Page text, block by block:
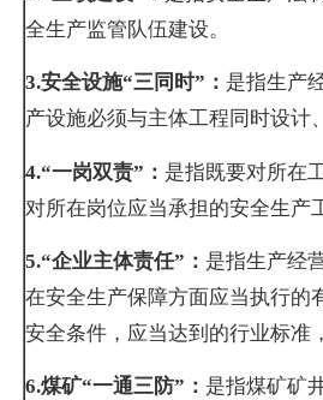
全生产监管队伍建设。
3.安全设施“三同时”： 是指生产
产设施必须与主体工程同时设计
4.“一岗双责”： 是指既要对所在
对所在岗位应当承担的安全生产
5.“企业主体责任”： 是指生产经
在安全生产保障方面应当执行的
安全条件，应当达到的行业标准
6.煤矿“一通三防”： 是指煤矿矿